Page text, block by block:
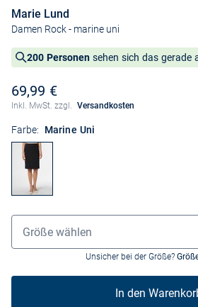
Marie Lund
Damen Rock- marine uni
200 Personen sehen sich das gerade
69,99 €
Inkl. MwSt. zzgl. Versandkosten
Farbe: Marine Uni
Größenauswahl
Größe wählen
Unsicher bei der Größe?
In den